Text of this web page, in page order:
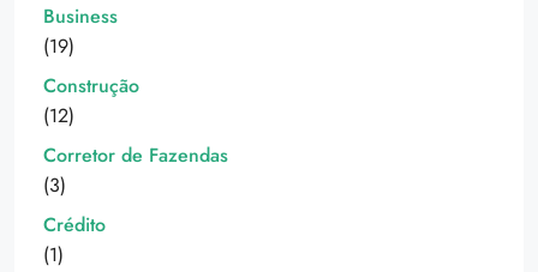
Business
(19)
Construção
(12)
Corretor de Fazendas
(3)
Crédito
(1)